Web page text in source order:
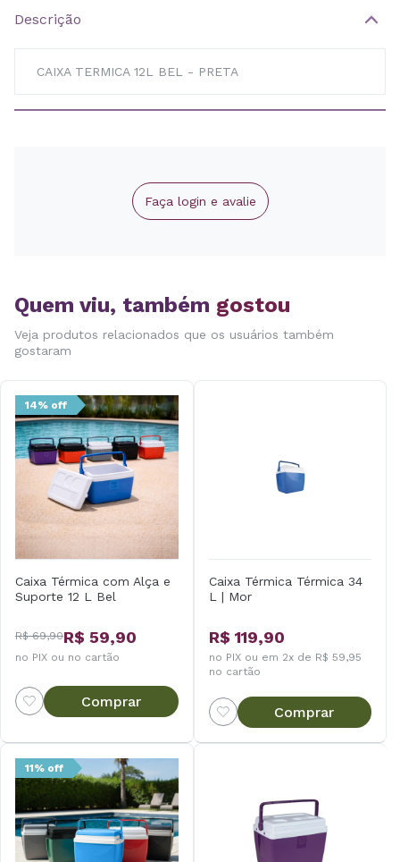
Descrição
CAIXA TERMICA 12L BEL - PRETA
Faça login e avalie
Quem viu, também gostou
Veja produtos relacionados que os usuários também
gostaram
14% off
Caixa Térmica com Alça e
Suporte 12 L Bel
R$ 69,90R$ 59,90
no PIX ou no cartão
Comprar
Caixa Térmica Térmica 34
L | Mor
R$ 119,90
no PIX ou em 2x de R$ 59,95
no cartão
Comprar
11% off